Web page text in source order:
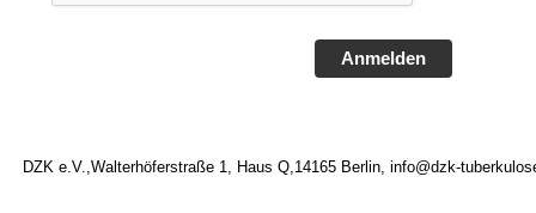
Anmelden
DZK e.V.,Walterhöferstraße 1, Haus Q,14165 Berlin, info@dzk-